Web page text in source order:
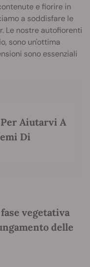
e fiorire in
a soddisfare le
Le nostre autofiorenti
sono un'ottima
sono essenziali
Aiutarvi A
Di
vegetativa
delle